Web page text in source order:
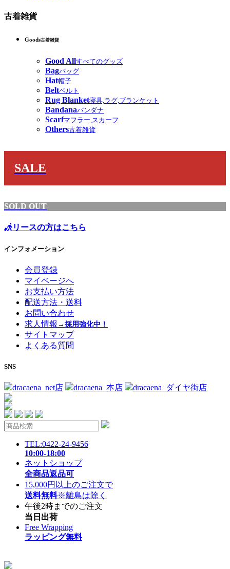
古着雑貨
Goods古着雑貨
Good Allすべてのグッズ
Bagバッグ
Hat帽子
Beltベルト
Rug Blanket寝具,ラグ,ブランケット
Bandanaバンダナ
Scarfマフラー,スカーフ
Others古着雑貨
SALE
SOLD OUT
リースの方はこちら
インフォメーション
会員登録
マイページへ
お支払い方法
配送方法・送料
お問い合わせ
求人情報 →採用強化中！
サイトマップ
よくある質問
SNS
dracaena_net店 dracaena_本店 dracaena_ダイヤ街店
TEL:0422-24-9456
10:00-18:00
ネットショップ
全商品返品可
15,000円以上のご注文で
送料無料※離島は除く
午後2時までのご注文
当日出荷
Free Wrapping
ラッピング無料